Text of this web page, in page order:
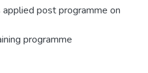
post programme on
programme